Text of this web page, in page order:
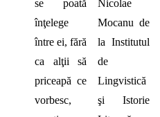
se poată
înţelege
între ei, fără
ca alţii să
priceapă ce
vorbesc,
Nicolae
Mocanu de
la Institutul
de
Lingvistică
şi Istorie
probabil de
la
denumirea
dealului
Golumbăţ,
de unde s-a